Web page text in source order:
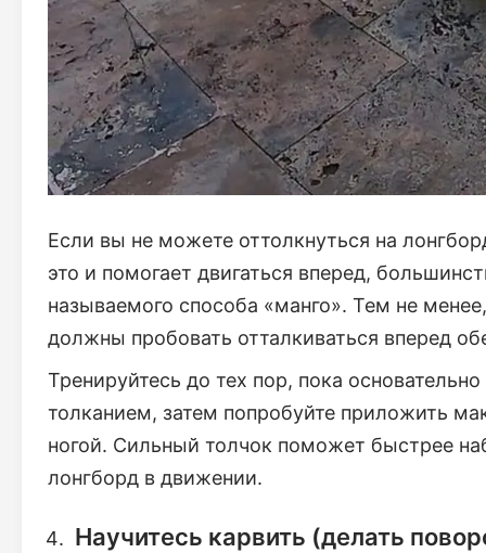
Если вы не можете оттолкнуться на
это и помогает двигаться вперед,
называемого способа «манго». Тем не
должны пробовать отталкиваться вперед
Тренируйтесь до тех пор, пока
толканием, затем попробуйте приложить
ногой. Сильный толчок поможет быстрее
лонгборд в движении.
Научитесь карвить (делать